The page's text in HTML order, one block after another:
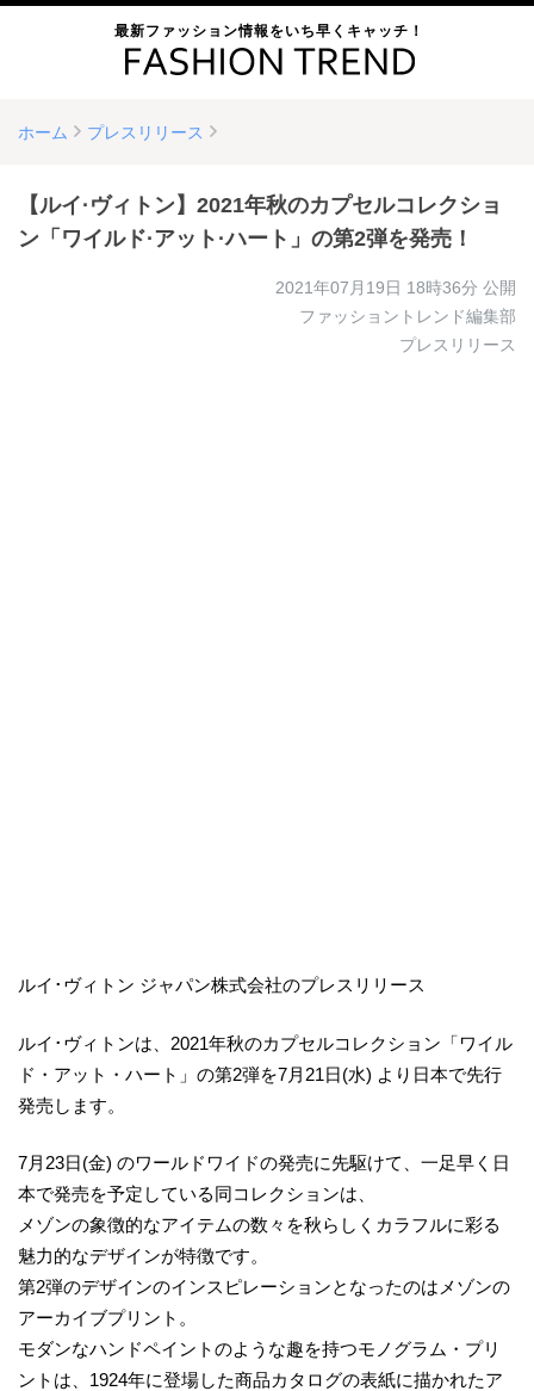
最新ファッション情報をいち早くキャッチ！
ホーム プレスリリース
【ルイ·ヴィトン】2021年秋のカプセルコレクショ
ン「ワイルド·アット·ハート」の第2弾を発売！
2021年07月19日 18時36分 公開
ファッショントレンド編集部
プレスリリース
ルイ･ヴィトン ジャパン株式会社のプレスリリース
ルイ･ヴィトンは、2021年秋のカプセルコレクション「ワイル
ド・アット・ハート」の第2弾を7月21日(水) より日本で先行
発売します。
7月23日(金) のワールドワイドの発売に先駆けて、一足早く日
本で発売を予定している同コレクションは、
メゾンの象徴的なアイテムの数々を秋らしくカラフルに彩る
魅力的なデザインが特徴です。
第2弾のデザインのインスピレーションとなったのはメゾンの
アーカイブプリント。
モダンなハンドペイントのような趣を持つモノグラム・プリ
ントは、1924年に登場した商品カタログの表紙に描かれたア